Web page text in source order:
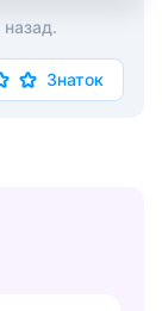
Знаток